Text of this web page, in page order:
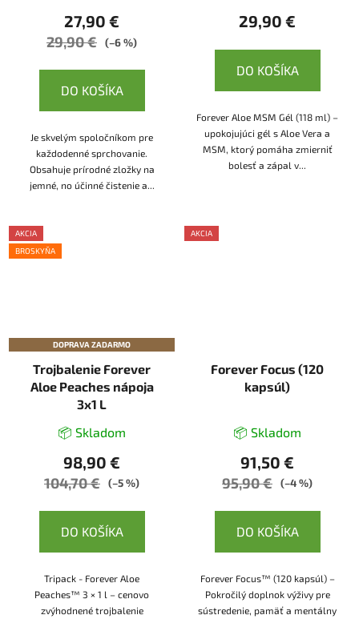
27,90 €
29,90 € (–6 %)
DO KOŠÍKA
Je skvelým spoločníkom pre
každodenné sprchovanie.
Obsahuje prírodné zložky na
jemné, no účinné čistenie a...
29,90 €
DO KOŠÍKA
Forever Aloe MSM Gél (118 ml) –
upokojujúci gél s Aloe Vera a
MSM, ktorý pomáha zmierniť
bolesť a zápal v...
AKCIA
BROSKYŇA
DOPRAVA ZADARMO
Trojbalenie Forever
Aloe Peaches nápoja
3x1 L
📦 Skladom
98,90 €
104,70 € (–5 %)
DO KOŠÍKA
Tripack - Forever Aloe
Peaches™ 3 × 1 l – cenovo
zvýhodnené trojbalenie
AKCIA
Forever Focus (120
kapsúl)
📦 Skladom
91,50 €
95,90 € (–4 %)
DO KOŠÍKA
Forever Focus™ (120 kapsúl) –
Pokročilý doplnok výživy pre
sústredenie, pamäť a mentálny